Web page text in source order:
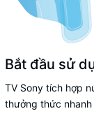
Bắt đầu sử
TV Sony tích hợp
thưởng thức